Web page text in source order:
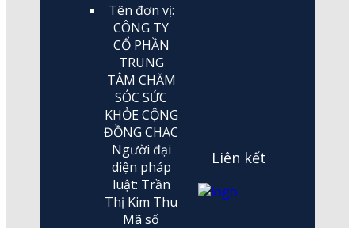
Tên đơn vị:
CÔNG TY
CỔ PHẦN
TRUNG
TÂM CHĂM
SÓC SỨC
KHỎE CỘNG
ĐỒNG CHAC
Người đại
diện pháp
luật: Trần
Thị Kim Thu
Mã số
Liên kết